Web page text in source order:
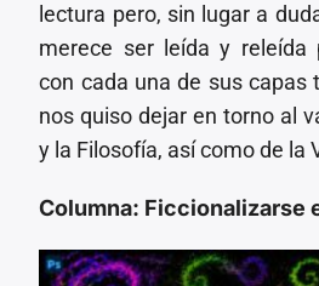
lectura pero, sin lugar a
merece ser leída y releída
con cada una de sus capas
nos quiso dejar en torno al
y la Filosofía, así como de la
Columna: Ficcionalizarse